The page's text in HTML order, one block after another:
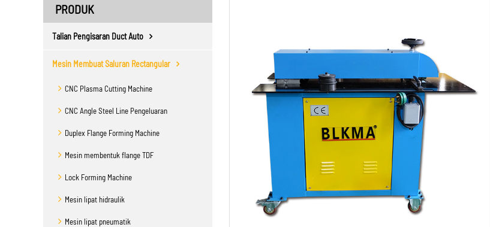
PRODUK
Talian Pengisaran Duct Auto
Mesin Membuat Saluran Rectangular
CNC Plasma Cutting Machine
CNC Angle Steel Line Pengeluaran
Duplex Flange Forming Machine
Mesin membentuk flange TDF
Lock Forming Machine
Mesin lipat hidraulik
Mesin lipat pneumatik